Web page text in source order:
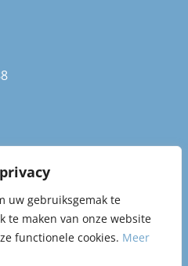
uw gebruiksgemak te
te maken van onze website
functionele cookies. Meer